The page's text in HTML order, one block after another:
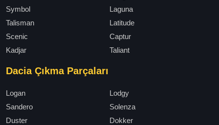
Symbol
Laguna
Talisman
Latitude
Scenic
Captur
Kadjar
Taliant
Dacia Çıkma Parçaları
Logan
Lodgy
Sandero
Solenza
Duster
Dokker